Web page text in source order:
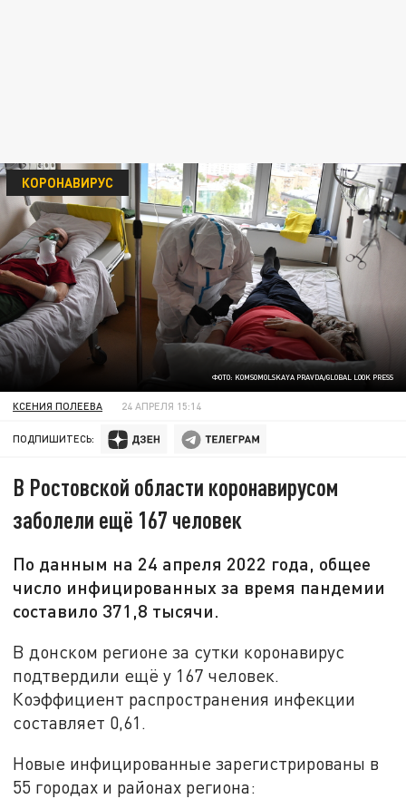
ФОТО: KOMSOMOLSKAYA PRAVDA/GLOBAL LOOK PRESS
КОРОНАВИРУС
КСЕНИЯ ПОЛЕЕВА 24 АПРЕЛЯ 15:14
ПОДПИШИТЕСЬ:
В Ростовской области коронавирусом
заболели ещё 167 человек
По данным на 24 апреля 2022 года, общее
число инфицированных за время пандемии
составило 371,8 тысячи.
В донском регионе за сутки коронавирус
подтвердили ещё у 167 человек.
Коэффициент распространения инфекции
составляет 0,61.
Новые инфицированные зарегистрированы в
55 городах и районах региона: